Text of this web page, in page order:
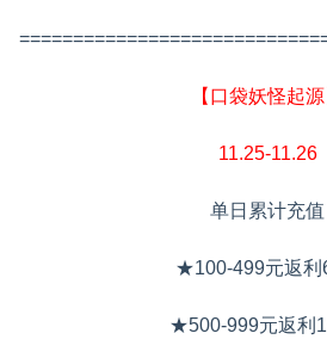
【口袋妖怪起源
11.25-11.26
单日累计充值
★100-499元返利
★500-999元返利